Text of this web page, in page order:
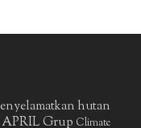
hutan
APRIL Grup Climate